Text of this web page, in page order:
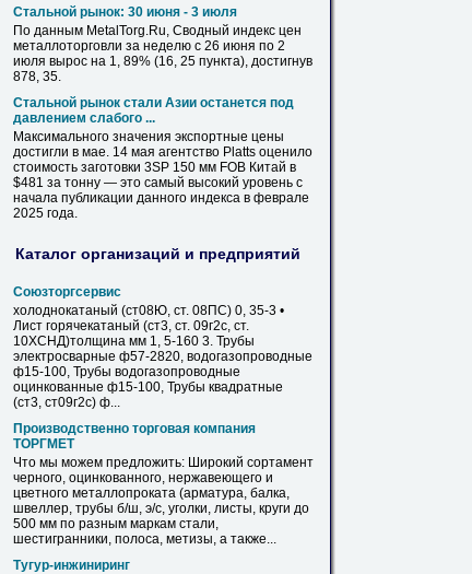
Стальной рынок: 30 июня - 3 июля
По данным MetalTorg.Ru, Сводный индекс цен
металлоторговли за неделю с 26 июня по 2
июля вырос на 1, 89% (16, 25 пункта), достигнув
878, 35.
Стальной рынок стали Азии останется под
давлением слабого ...
Максимального значения экспортные цены
достигли в мае. 14 мая агентство Platts оценило
стоимость заготовки 3SP 150 мм FOB Китай в
$481 за тонну — это самый высокий уровень с
начала публикации данного индекса в феврале
2025 года.
Каталог организаций и предприятий
Союзторгсервис
холоднокатаный (ст08Ю, ст. 08ПС) 0, 35-3 •
Лист горячекатаный (ст3, ст. 09г2с, ст.
10ХСНД)толщина мм 1, 5-160 3. Трубы
электросварные ф57-2820, водогазопроводные
ф15-100, Трубы водогазопроводные
оцинкованные ф15-100, Трубы квадратные
(ст3, ст09г2с) ф...
Производственно торговая компания
ТОРГМЕТ
Что мы можем предложить: Широкий сортамент
черного, оцинкованного, нержавеющего и
цветного металлопроката (арматура, балка,
швеллер, трубы б/ш, э/с, уголки, листы, круги до
500 мм по разным маркам стали,
шестигранники, полоса, метизы, а также...
Тугур-инжиниринг